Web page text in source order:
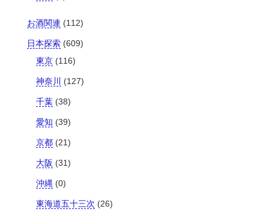
お酒関連 (112)
日本探索(609)
東京(116)
神奈川 (127)
千葉(38)
愛知 (39)
京都(21)
大阪 (31)
沖縄 (0)
東海道五十三次 (26)